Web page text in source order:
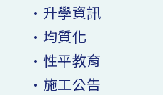
•升學資訊
•均質化
•性平教育
•施工公告